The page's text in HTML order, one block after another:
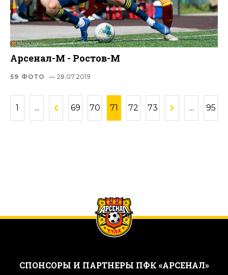
Арсенал-М - Ростов-М
59 ФОТО — 28.07.2019
1 ... 69 70 71 72 73 ... 95
CПОНСОРЫ И ПАРТНЕРЫ ПФК «АРСЕНАЛ»